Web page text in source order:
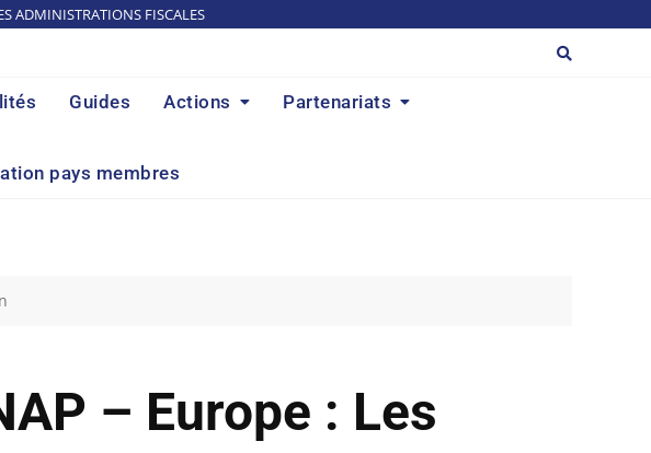
ADMINISTRATIONS FISCALES
Guides Actions Partenariats
pays membres
– Europe : Les